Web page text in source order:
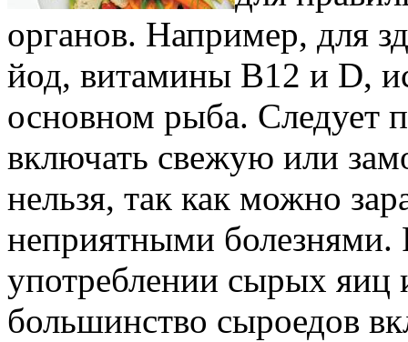
органов. Например, для
йод, витамины В12 и D,
основном рыба. Следует
включать свежую или
нельзя, так как можно
неприятными болезнями.
употреблении сырых яиц
большинство сыроедов